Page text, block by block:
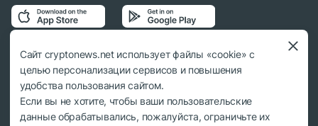
Подписывайтесь на нас в социальных сетях:
© 2018 - 2026 Crypto News. При использовании материалов ссылка на
Сайт cryptonews.net использует файлы «cookie» с
целью персонализации сервисов и повышения
удобства пользования сайтом.
Если вы не хотите, чтобы ваши пользовательские
данные обрабатывались, пожалуйста, ограничьте их